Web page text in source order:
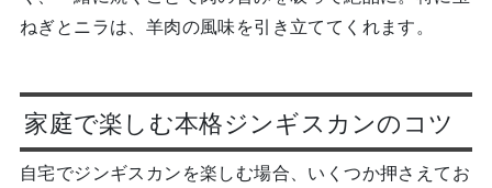
ねぎとニラは、羊肉の風味を引き立ててくれます。
家庭で楽しむ本格ジンギスカンのコツ
自宅でジンギスカンを楽しむ場合、いくつか押さえてお